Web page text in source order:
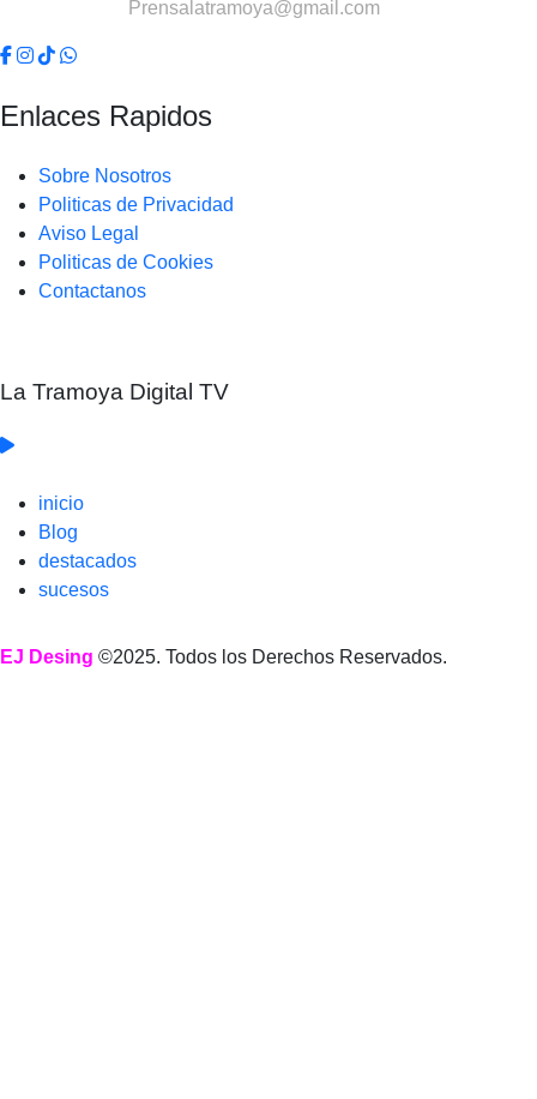
Prensalatramoya@gmail.com
Enlaces Rapidos
Sobre Nosotros
Politicas de Privacidad
Aviso Legal
Politicas de Cookies
Contactanos
La Tramoya Digital TV
inicio
Blog
destacados
sucesos
EJ Desing ©2025. Todos los Derechos Reservados.